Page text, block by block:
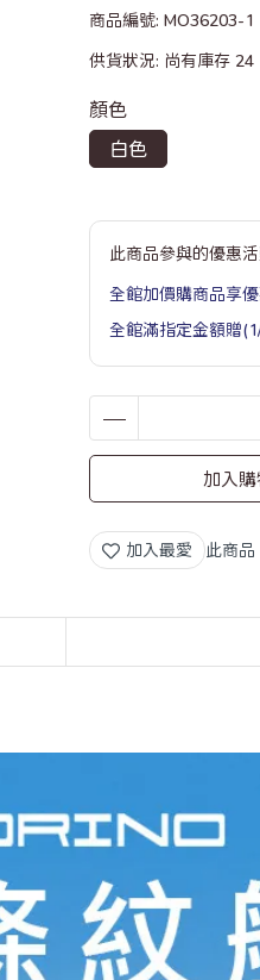
商品編號: MO36203-1
供貨狀況: 尚有庫存 24
顏色
白色
此商品參與的優惠
全館加價購商品享
全館滿指定金額贈
加入
加入最愛 此商